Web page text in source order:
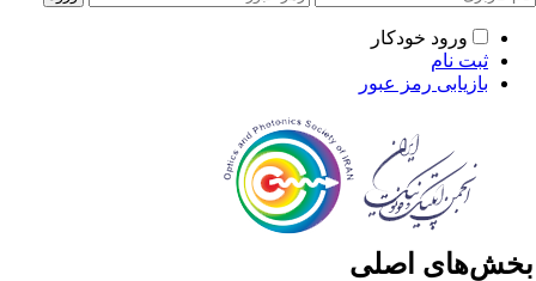
ورود خودکار
ثبت نام
بازیابی رمز عبور
اصلی